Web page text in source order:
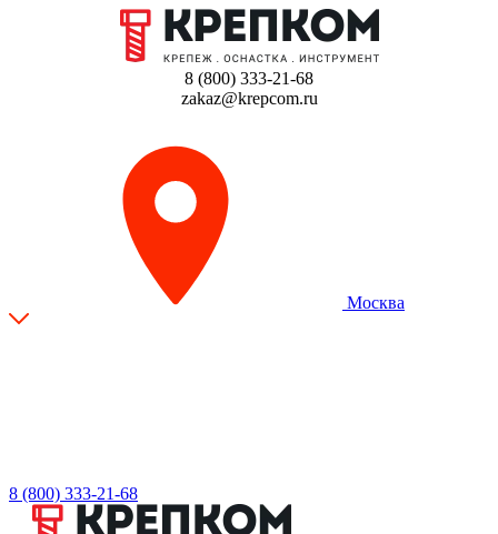
8 (800) 333-21-68
zakaz@krepcom.ru
Москва
8 (800) 333-21-68